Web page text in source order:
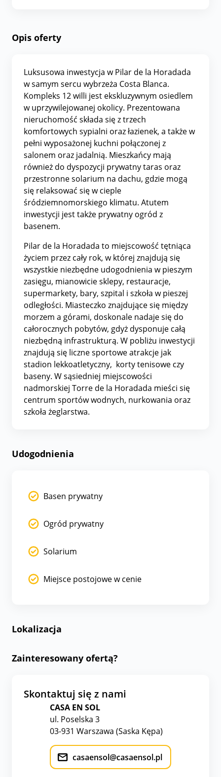
Opis oferty
Luksusowa inwestycja w Pilar de la Horadada
w samym sercu wybrzeża Costa Blanca.
Kompleks 12 willi jest ekskluzywnym osiedlem
w uprzywilejowanej okolicy. Prezentowana
nieruchomość składa się z trzech
komfortowych sypialni oraz łazienek, a także w
pełni wyposażonej kuchni połączonej z
salonem oraz jadalnią. Mieszkańcy mają
również do dyspozycji prywatny taras oraz
przestronne solarium na dachu, gdzie mogą
się relaksować się w cieple
śródziemnomorskiego klimatu. Atutem
inwestycji jest także prywatny ogród z
basenem.
Pilar de la Horadada to miejscowość tętniąca
życiem przez cały rok, w której znajdują się
wszystkie niezbędne udogodnienia w pieszym
zasięgu, mianowicie sklepy, restauracje,
supermarkety, bary, szpital i szkoła w pieszej
odległości. Miasteczko znajdujące się między
morzem a górami, doskonale nadaje się do
całorocznych pobytów, gdyż dysponuje całą
niezbędną infrastrukturą. W pobliżu inwestycji
znajdują się liczne sportowe atrakcje jak
stadion lekkoatletyczny, korty tenisowe czy
baseny. W sąsiedniej miejscowości
nadmorskiej Torre de la Horadada mieści się
centrum sportów wodnych, nurkowania oraz
szkoła żeglarstwa.
Udogodnienia
Basen prywatny
Ogród prywatny
Solarium
Miejsce postojowe w cenie
Lokalizacja
Zainteresowany ofertą?
Skontaktuj się z nami
CASA EN SOL
ul. Poselska 3
03-931 Warszawa (Saska Kępa)
casaensol@casaensol.pl